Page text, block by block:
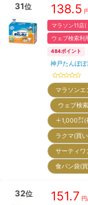
31位 138.5
マラソン11店
ウェブ検索利
484ポイント
神戸たんぽ
マラソン
ウェブ検
＋1,000㌽
ラクマ(買
サーティ
食パン袋(
32位 151.7